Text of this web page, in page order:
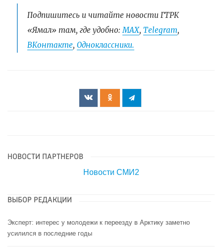
Подпишитесь и читайте новости ГТРК
«Ямал» там, где удобно: МАХ, Telegram,
ВКонтакте, Одноклассники.
НОВОСТИ ПАРТНЕРОВ
Новости СМИ2
ВЫБОР РЕДАКЦИИ
Эксперт: интерес у молодежи к переезду в Арктику заметно
усилился в последние годы